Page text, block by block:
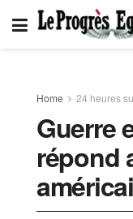
Home 24 heures
Guerre
répond